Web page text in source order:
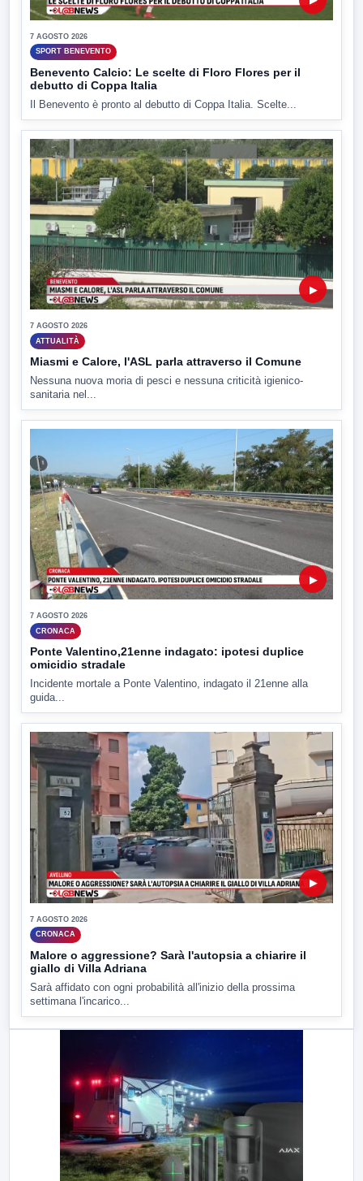
7 AGOSTO 2026
SPORT BENEVENTO
Benevento Calcio: Le scelte di Floro Flores per il
debutto di Coppa Italia
Il Benevento è pronto al debutto di Coppa Italia. Scelte...
▶
7 AGOSTO 2026
ATTUALITÀ
Miasmi e Calore, l'ASL parla attraverso il Comune
Nessuna nuova moria di pesci e nessuna criticità igienico-
sanitaria nel...
▶
7 AGOSTO 2026
CRONACA
Ponte Valentino,21enne indagato: ipotesi duplice
omicidio stradale
Incidente mortale a Ponte Valentino, indagato il 21enne alla
guida...
▶
7 AGOSTO 2026
CRONACA
Malore o aggressione? Sarà l'autopsia a chiarire il
giallo di Villa Adriana
Sarà affidato con ogni probabilità all'inizio della prossima
settimana l'incarico...